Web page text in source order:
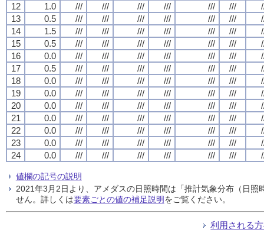
12
1.0 /// /// /// /// /// ///
13
0.5 /// /// /// /// /// ///
14
1.5 /// /// /// /// /// ///
15
0.5 /// /// /// /// /// ///
16
0.0 /// /// /// /// /// ///
17
0.5 /// /// /// /// /// ///
18
0.0 /// /// /// /// /// ///
19
0.0 /// /// /// /// /// ///
20
0.0 /// /// /// /// /// ///
21
0.0 /// /// /// /// /// ///
22
0.0 /// /// /// /// /// ///
23
0.0 /// /// /// /// /// ///
24
0.0 /// /// /// /// /// ///
値欄の記号の説明
2021年3月2日より、アメダスの日照時間は「推計気象分布（日
せん。詳しくは要素ごとの値の補足説明をご覧ください。
利用される